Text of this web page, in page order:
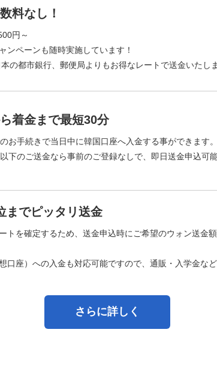
料なし！
円～
ンペーンも随時実施しています！
の都市銀行、郵便局よりもお得なレートで送金いたしま
着金まで最短30分
お手続きで当日中に韓国口座へ入金する事ができます。
下のご送金なら事前のご登録なしで、即日送金申込可能
までピッタリ送金
トを確定するため、送金申込時にご希望のウォン送金
口座）への入金も対応可能ですので、通販・入学金な
さらに詳しく